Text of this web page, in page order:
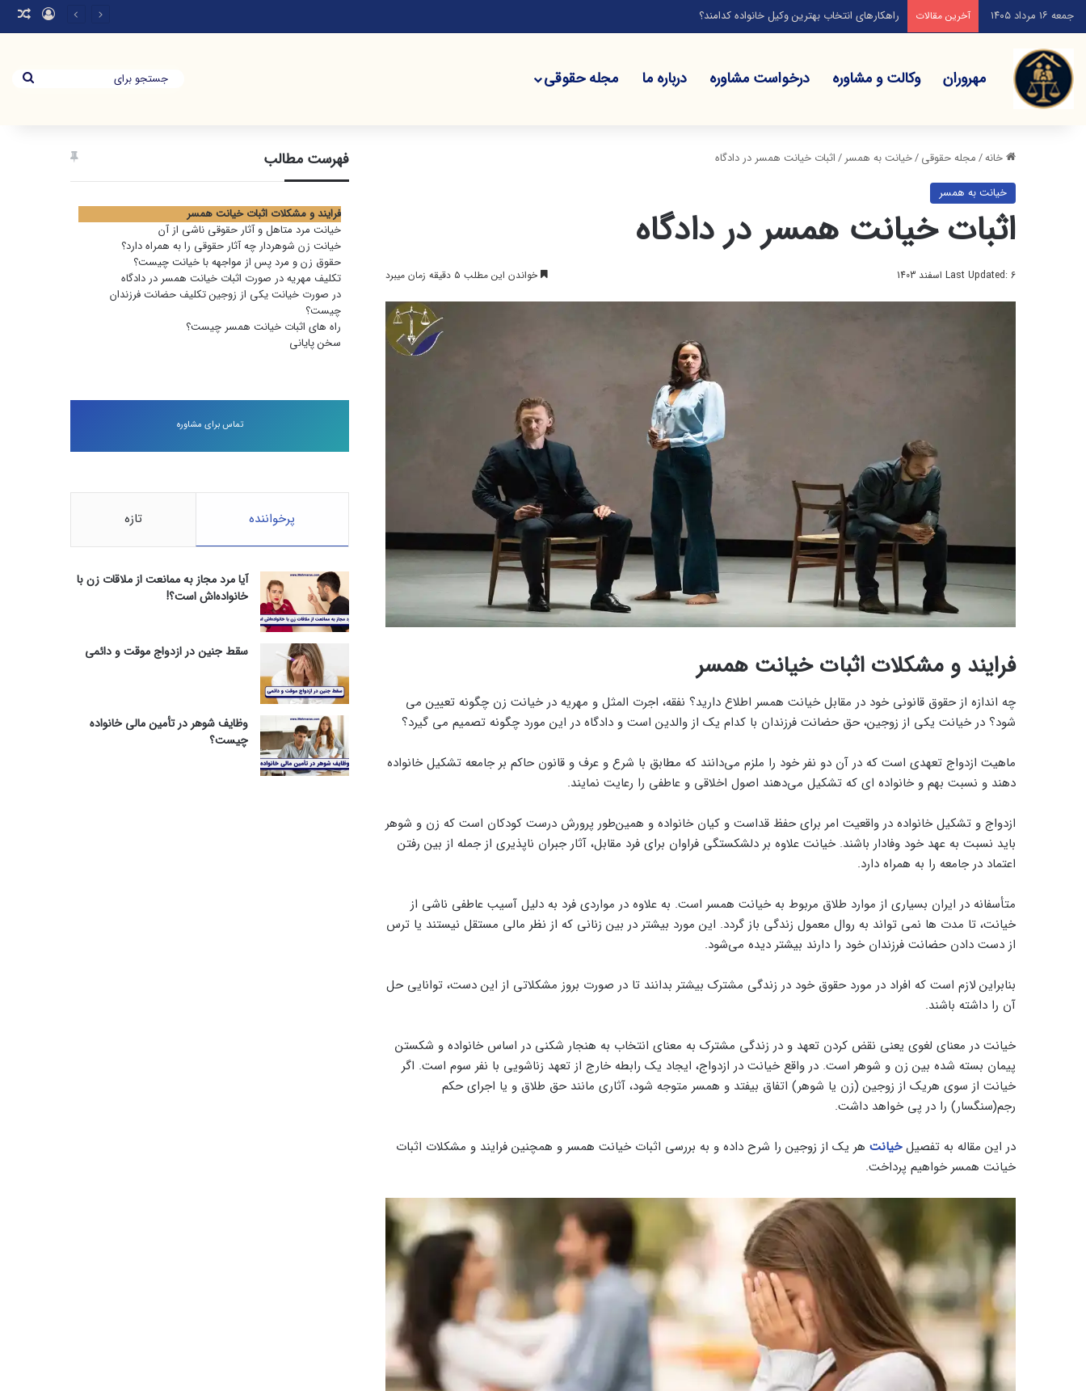
جمعه ۱۶ مرداد ۱۴۰۵ آخرین مقالات راهکارهای انتخاب بهترین وکیل خانواده کدامند؟ ورود
مهروران وکالت و مشاوره درخواست مشاوره درباره ما مجله حقوقی
خانه/مجله حقوقی/خیانت به همسر /اثبات خیانت همسر در دادگاه
خیانت به همسر
اثبات خیانت همسر در دادگاه
Last Updated: 6 اسفند 1403 خواندن این مطلب ۵ دقیقه زمان میبرد
فرایند و مشکلات اثبات خیانت همسر
چه اندازه از حقوق قانونی خود در مقابل خیانت همسر اطلاع دارید؟ نفقه، اجرت المثل و مهریه در خیانت زن چگونه تعیین می
شود؟ در خیانت یکی از زوجین، حق حضانت فرزندان با کدام یک از والدین است و دادگاه در این مورد چگونه تصمیم می گیرد؟
ماهیت ازدواج تعهدی است که در آن دو نفر خود را ملزم می‌دانند که مطابق با شرع و عرف و قانون حاکم بر جامعه تشکیل خانواده
دهند و نسبت بهم و خانواده ای که تشکیل می‌دهند اصول اخلاقی و عاطفی را رعایت نمایند.
ازدواج و تشکیل خانواده در واقعیت امر برای حفظ قداست و کیان خانواده و همین‌طور پرورش درست کودکان است که زن و شوهر
باید نسبت به عهد خود وفادار باشند. خیانت علاوه بر دل‎شکستگی فراوان برای فرد مقابل، آثار جبران ناپذیری از جمله از بین رفتن
اعتماد در جامعه را به همراه دارد.
متأسفانه در ایران بسیاری از موارد طلاق مربوط به خیانت همسر است. به علاوه در مواردی فرد به دلیل آسیب عاطفی ناشی از
خیانت، تا مدت ها نمی تواند به روال معمول زندگی باز گردد. این مورد بیشتر در بین زنانی که از نظر مالی مستقل نیستند یا ترس
از دست دادن حضانت فرزندان خود را دارند بیشتر دیده می‌شود.
بنابراین لازم است که افراد در مورد حقوق خود در زندگی مشترک بیشتر بدانند تا در صورت بروز مشکلاتی از این دست، توانایی حل
آن را داشته باشند.
خیانت در معنای لغوی یعنی نقض کردن تعهد و در زندگی مشترک به معنای انتخاب به هنجار شکنی در اساس خانواده و شکستن
پیمان بسته شده بین زن و شوهر است. در واقع خیانت در ازدواج، ایجاد یک رابطه خارج از تعهد زناشویی با نفر سوم است. اگر
خیانت از سوی هریک از زوجین (زن یا شوهر) اتفاق بیفتد و همسر متوجه شود، آثاری مانند حق طلاق و یا اجرای حکم
رجم(سنگسار) را در پی خواهد داشت.
در این مقاله به تفصیلخیانت هر یک از زوجین را شرح داده و به بررسی اثبات خیانت همسر و همچنین فرایند و مشکلات اثبات
خیانت همسر خواهیم پرداخت.
فهرست مطالب
فرایند و مشکلات اثبات خیانت همسر
خیانت مرد متاهل و آثار حقوقی ناشی از آن
خیانت زن شوهردار چه آثار حقوقی را به همراه دارد؟
حقوق زن و مرد پس از مواجهه با خیانت چیست؟
تکلیف مهریه در صورت اثبات خیانت همسر در دادگاه
در صورت خیانت یکی از زوجین تکلیف حضانت فرزندان
چیست؟
راه های اثبات خیانت همسر چیست؟
سخن پایانی
تماس برای مشاوره
پرخواننده تازه
آیا مرد مجاز به ممانعت از ملاقات زن با
خانواده‌اش است؟!
سقط جنین در ازدواج موقت و دائمی
وظایف شوهر در تأمین مالی خانواده
چیست؟